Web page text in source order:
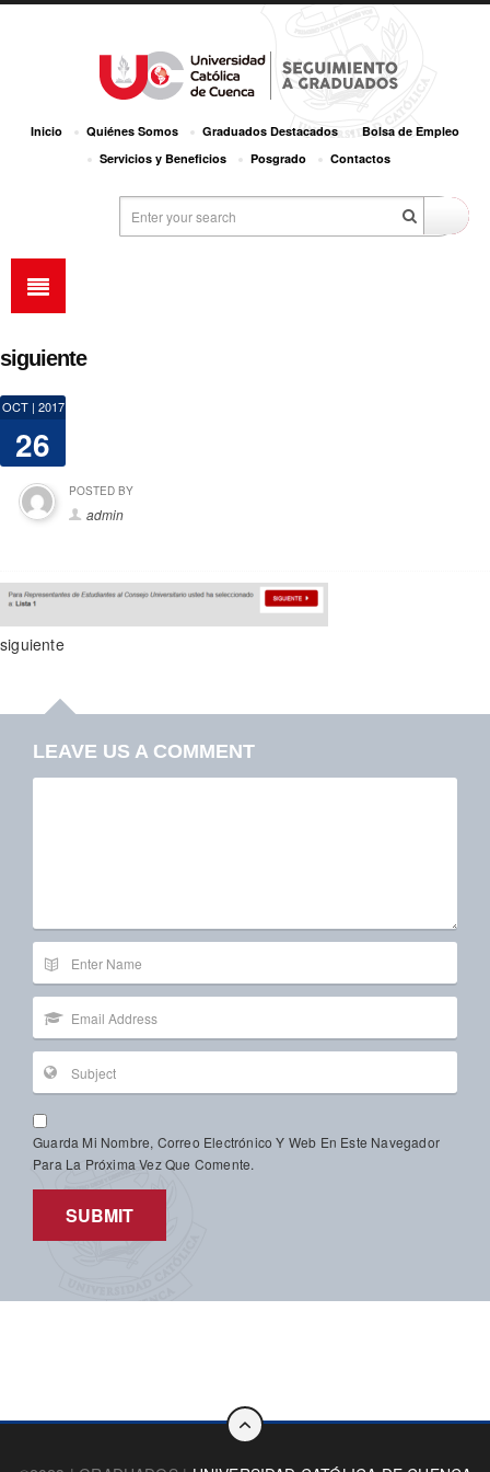
Inicio Quiénes Somos Graduados Destacados
Bolsa de Empleo
Servicios y Beneficios
Posgrado Contactos
siguiente
OCT | 2017
26
POSTED BY
admin
siguiente
LEAVE US A COMMENT
Guarda Mi Nombre, Correo Electrónico Y Web En Este Navegador
Para La Próxima Vez Que Comente.